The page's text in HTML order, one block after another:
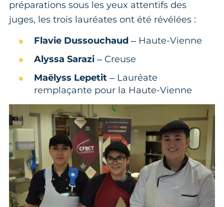
préparations sous les yeux attentifs des
juges, les trois lauréates ont été révélées :
Flavie Dussouchaud – Haute-Vienne
Alyssa Sarazi – Creuse
Maëlyss Lepetit – Lauréate
remplaçante pour la Haute-Vienne